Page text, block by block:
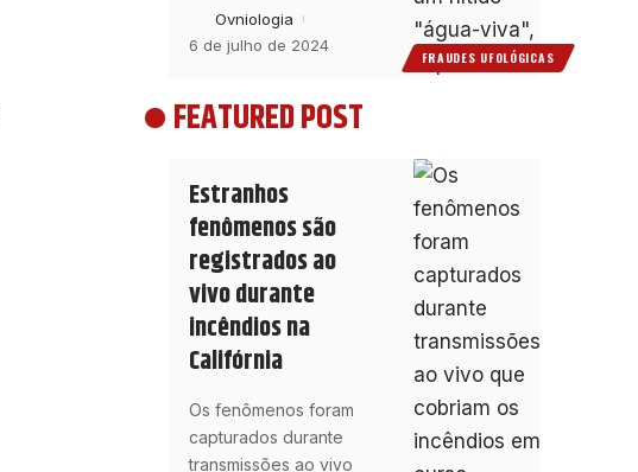
FRAUDES UFOLÓGICAS
Ovniologia
6 de julho de 2024
FEATURED POST
Estranhos
fenômenos são
registrados ao
vivo durante
incêndios na
Califórnia
Os fenômenos foram
capturados durante
transmissões ao vivo